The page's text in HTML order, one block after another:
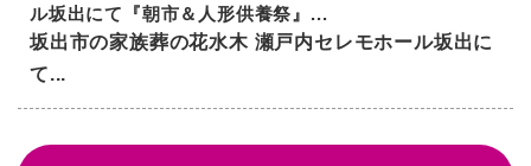
ル坂出にて『朝市＆人形供養祭』...
坂出市の家族葬の花水木 瀬戸内セレモホール坂出に
て...